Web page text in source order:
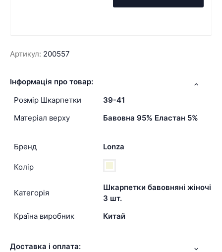
Артикул: 200557
Інформація про товар:
Розмір Шкарпетки
39-41
Матеріал верху
Бавовна 95% Еластан 5%
Бренд Lonza
Колір
Категорія
Шкарпетки бавовняні жіночі
3 шт.
Країна виробник
Китай
Доставка і оплата: